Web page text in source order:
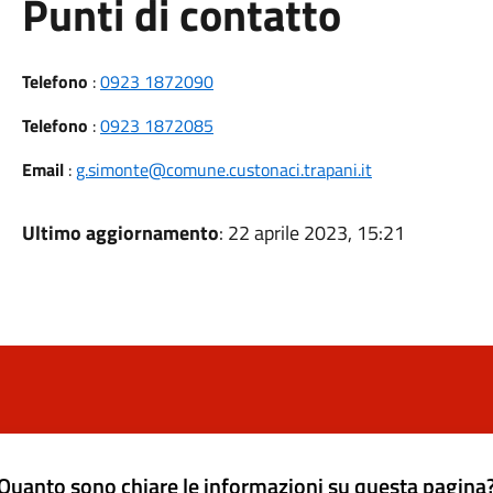
Punti di contatto
Telefono :0923 1872090
Telefono :0923 1872085
Email: g.simonte@comune.custonaci.trapani.it
Ultimo aggiornamento: 22 aprile 2023, 15:21
sono chiare le informazioni su questa